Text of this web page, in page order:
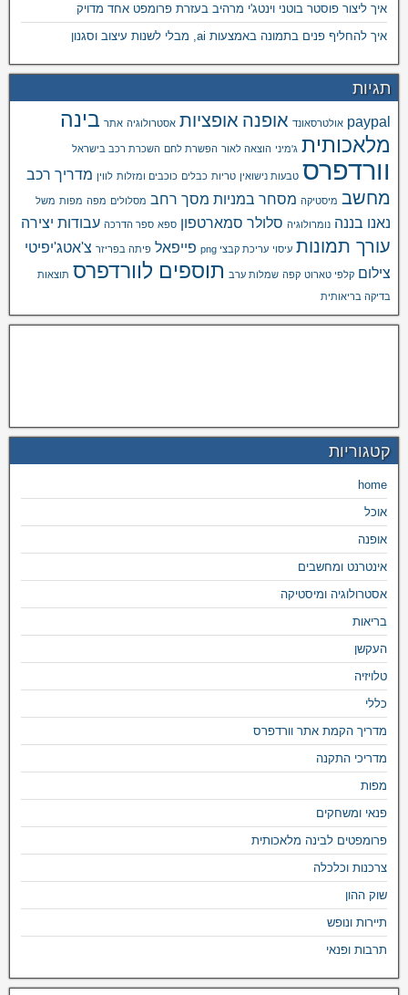
איך ליצור פוסטר בוטני וינטג'י מרהיב בעזרת פרומפט אחד מדויק
איך להחליף פנים בתמונה באמצעות ai, מבלי לשנות עיצוב וסגנון
תגיות
paypal אולטרסאונד אופנה אופציות אסטרולוגיה אתר בינה
מלאכותית ג'מיני הוצאה לאור הפשרת לחם השכרת רכב בישראל
וורדפרס טבעות נישואין טריות כבלים כוכבים ומזלות לווין מדריך רכב
מחשב מיסטיקה מסחר במניות מסך רחב מסלולים מפה מפות משל
נאנו בננה נומרולוגיה סלולר סמארטפון ספא ספר הדרכה עבודות יצירה
עורך תמונות עיסוי עריכת קבצי png פייפאל פיתה בפריזר צ'אטג'יפיטי
צילום קלפי טארוט קפה שמלות ערב תוספים לוורדפרס תוצאות
בדיקה בריאותית
קטגוריות
home
אוכל
אופנה
אינטרנט ומחשבים
אסטרולוגיה ומיסטיקה
בריאות
העקשן
טלויזיה
כללי
מדריך הקמת אתר וורדפרס
מדריכי התקנה
מפות
פנאי ומשחקים
פרומפטים לבינה מלאכותית
צרכנות וכלכלה
שוק ההון
תיירות ונופש
תרבות ופנאי